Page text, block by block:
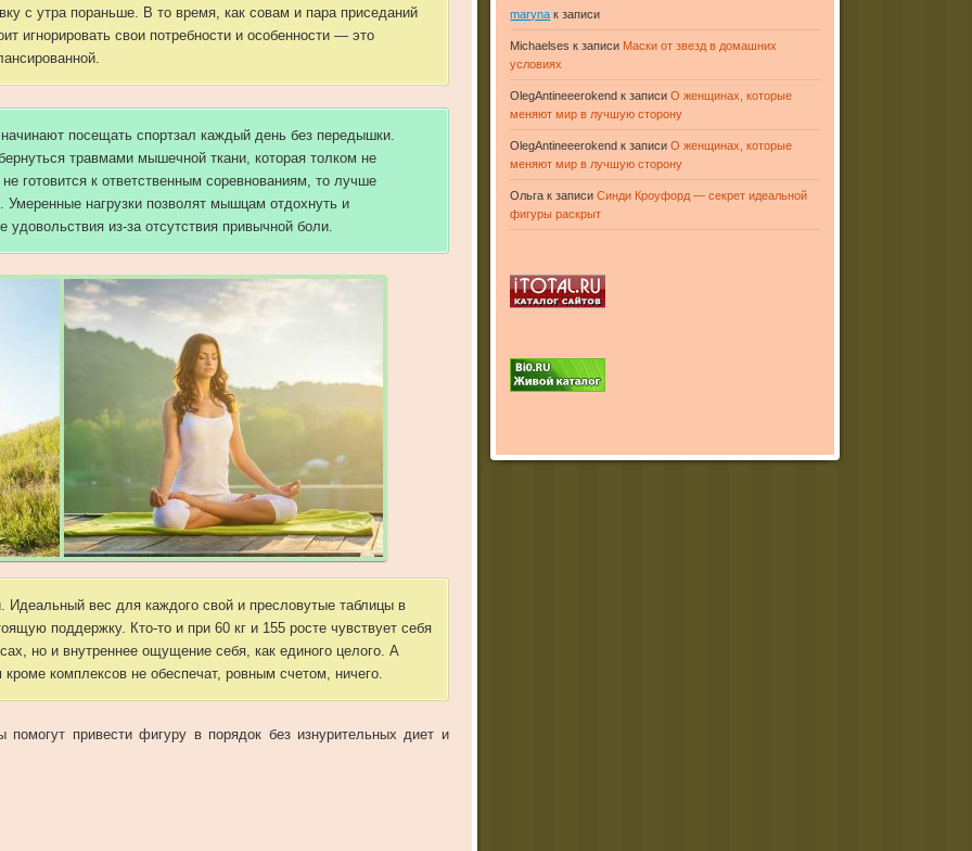
с утра пораньше. В то время, как совам и пара приседаний
игнорировать свои потребности и особенности — это
посещать спортзал каждый день без передышки.
травмами мышечной ткани, которая толком не
готовится к ответственным соревнованиям, то лучше
нагрузки позволят мышцам отдохнуть и
из-за отсутствия привычной боли.
вес для каждого свой и пресловутые таблицы в
поддержку. Кто-то и при 60 кг и 155 росте чувствует себя
но и внутреннее ощущение себя, как единого целого. А
комплексов не обеспечат, ровным счетом, ничего.
привести фигуру в порядок без изнурительных диет и
maryna к записи
Michaelses к записи Маски от звезд в домашних
условиях
OlegAntineeerokend к записиО женщинах, которые
меняют мир в лучшую сторону
OlegAntineeerokend к записиО женщинах, которые
меняют мир в лучшую сторону
Ольга к записиСинди Кроуфорд — секрет идеальной
фигуры раскрыт